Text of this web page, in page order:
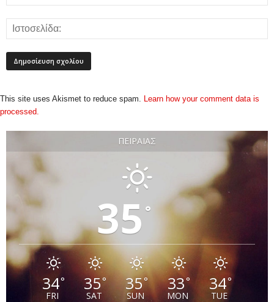
This site uses Akismet to reduce spam. Learn how your comment data is
processed.
ΠΕΙΡΑΙΆΣ
35 °
34°
FRI
35°
SAT
35°
SUN
33°
MON
34°
TUE